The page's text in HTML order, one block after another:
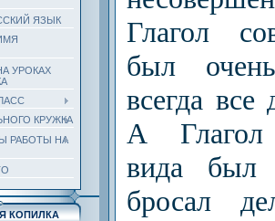
ЯЗЫК
УРОКАХ
КРУЖКА
РАБОТЫ НА
КОПИЛКА
Глагол
был
всегда все
А Глагол
вида был
бросал